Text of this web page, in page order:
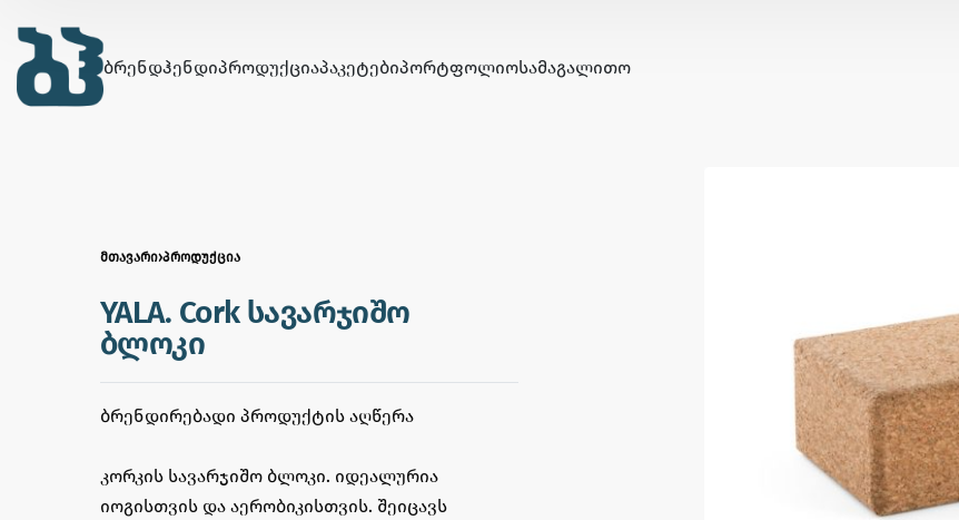
ᲑᲠᲔᲜᲓᲰᲔᲜᲓᲘᲞᲠᲝᲓᲣᲥᲪᲘᲐᲞᲐᲙᲔᲢᲔᲑᲘᲞᲝᲠᲢᲤᲝᲚᲘᲝᲡᲐᲛᲐᲒᲐᲚᲘᲗᲝ
ᲛᲗᲐᲕᲐᲠᲘ›ᲞᲠᲝᲓᲣᲥᲪᲘᲐ
YALA. Cork სავარჯიშო
ბლოკი
ᲑᲠᲔᲜᲓᲘᲠᲔᲑᲐᲓᲘ ᲞᲠᲝᲓᲣᲥᲢᲘᲡ ᲐᲦᲬᲔᲠᲐ
კორკის სავარჯიშო ბლოკი. იდეალურია
იოგისთვის და აერობიკისთვის. შეიცავს